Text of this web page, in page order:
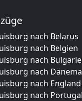
nach Belarus
nach Belgien
nach
nach
nach England
nach Portugal